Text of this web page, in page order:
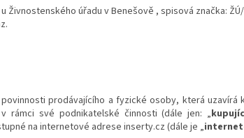
Živnostenského úřadu v Benešově , spisová značka:
prodávajícího a fyzické osoby, která uzavírá
rámci své podnikatelské činnosti (dále jen: „
na internetové adrese inserty.cz (dále je „